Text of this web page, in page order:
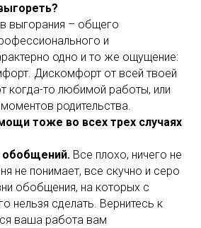
выгорания – общего
и
одно и то же ощущение:
Дискомфорт от всей твоей
когда-то любимой работы, или
родительства.
тоже во всех трех случаях
обобщений. Все плохо, ничего не
не понимает, все скучно и серо
обобщения, на которых с
нельзя сделать. Вернитесь к
ваша работа вам